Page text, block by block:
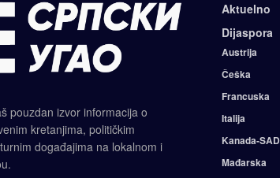
pouzdan izvor informacija o
kretanjima, političkim
događajima na lokalnom i
Aktuelno
Dijaspora
Austrija
Češka
Francuska
Italija
Kanada-SAD
Mađarska